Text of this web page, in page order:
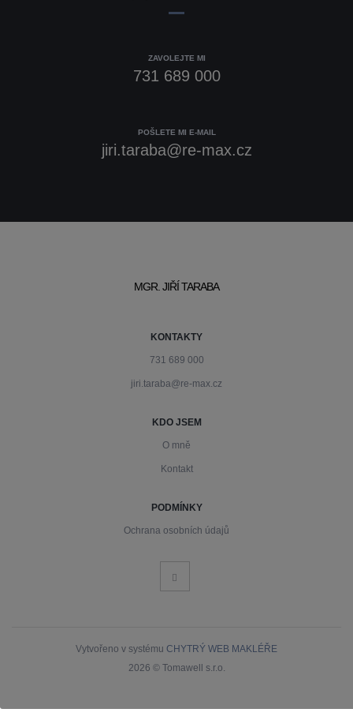
ZAVOLEJTE MI
731 689 000
POŠLETE MI E-MAIL
jiri.taraba@re-max.cz
MGR. JIŘÍ TARABA
KONTAKTY
731 689 000
jiri.taraba@re-max.cz
KDO JSEM
O mně
Kontakt
PODMÍNKY
Ochrana osobních údajů
Vytvořeno v systému CHYTRÝ WEB MAKLÉŘE
2026 © Tomawell s.r.o.